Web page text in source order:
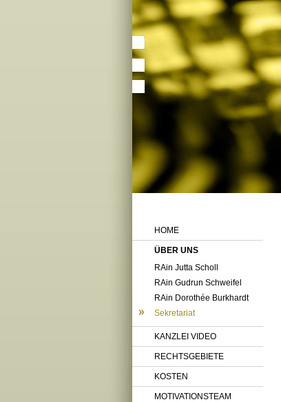
HOME
ÜBER UNS
RAin Jutta Scholl
RAin Gudrun Schweifel
RAin Dorothée Burkhardt
Sekretariat
KANZLEI VIDEO
RECHTSGEBIETE
KOSTEN
MOTIVATIONSTEAM